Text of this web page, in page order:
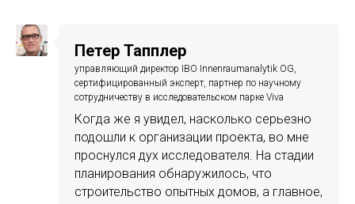
Петер Тапплер
управляющий директор IBO Innenraumanalytik OG,
сертифицированный эксперт, партнер по научному
сотрудничеству в исследовательском парке Viva
Когда же я увидел, насколько серьезно
подошли к организации проекта, во мне
проснулся дух исследователя. На стадии
планирования обнаружилось, что
строительство опытных домов, а главное,